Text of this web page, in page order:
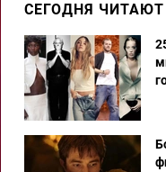
СЕГОДНЯ ЧИТАЮТ